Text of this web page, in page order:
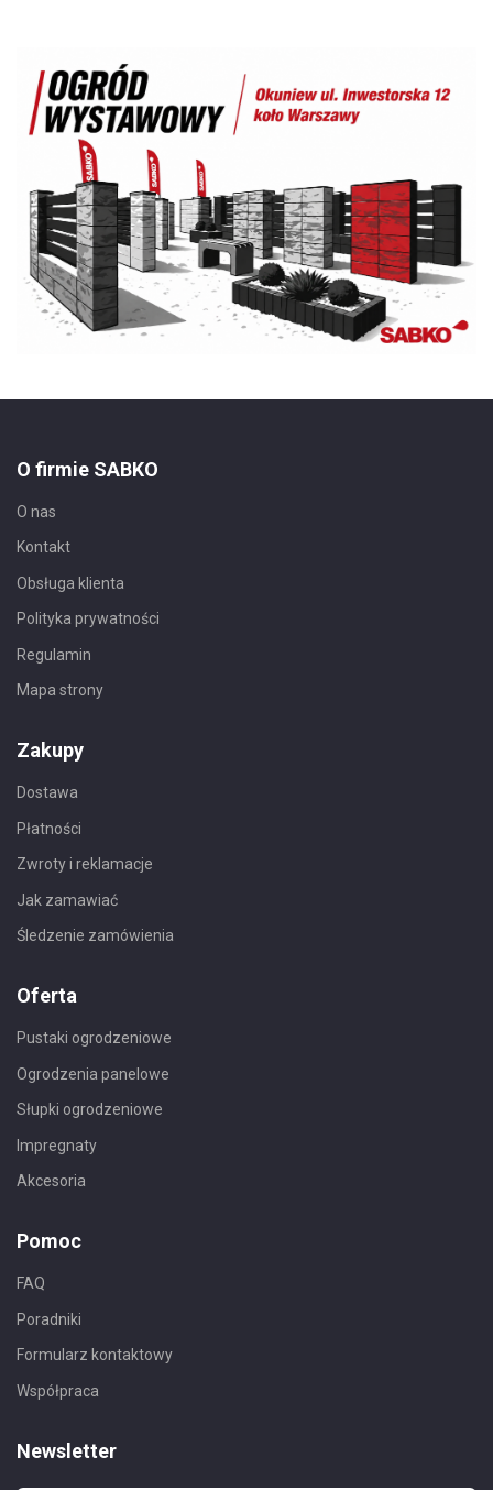
O firmie SABKO
O nas
Kontakt
Obsługa klienta
Polityka prywatności
Regulamin
Mapa strony
Zakupy
Dostawa
Płatności
Zwroty i reklamacje
Jak zamawiać
Śledzenie zamówienia
Oferta
Pustaki ogrodzeniowe
Ogrodzenia panelowe
Słupki ogrodzeniowe
Impregnaty
Akcesoria
Pomoc
FAQ
Poradniki
Formularz kontaktowy
Współpraca
Newsletter